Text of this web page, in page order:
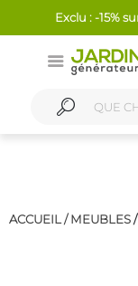
Exclu : -15%
ACCUEIL / MEUBLES/